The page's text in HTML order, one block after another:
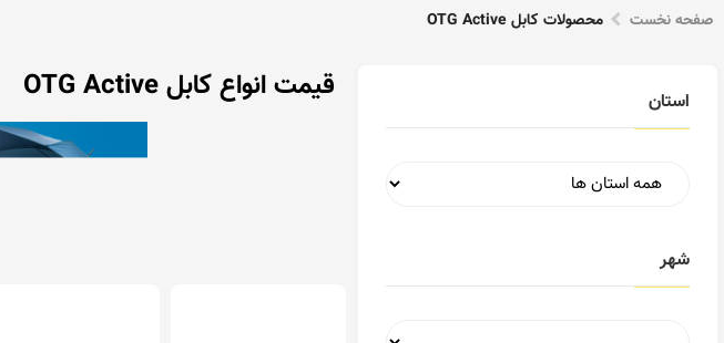
صفحه نخست محصولات کابل OTG Active
استان
شهر
قیمت انواع کابل OTG Active